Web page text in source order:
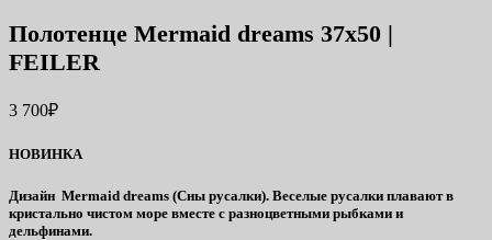
Полотенце Mermaid dreams 37х50 |
FEILER
3 700₽
НОВИНКА
Дизайн Mermaid dreams (Сны русалки). Веселые русалки плавают в
кристально чистом море вместе с разноцветными рыбками и
дельфинами.